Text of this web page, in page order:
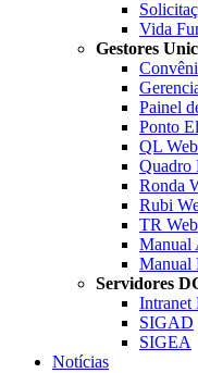
Vida
Gestores
Painel
Ponto
QL Web
Quadro
Ronda
Rubi
TR Web
Manual
Manual
Servidores
Intranet
SIGAD
SIGEA
Notícias